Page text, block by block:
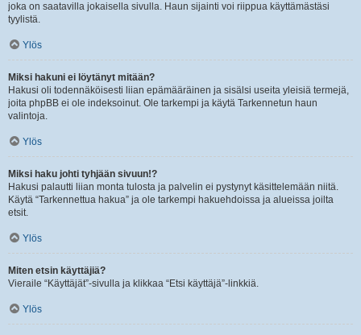
joka on saatavilla jokaisella sivulla. Haun sijainti voi riippua käyttämästäsi
tyylistä.
Ylös
Miksi hakuni ei löytänyt mitään?
Hakusi oli todennäköisesti liian epämääräinen ja sisälsi useita yleisiä termejä,
joita phpBB ei ole indeksoinut. Ole tarkempi ja käytä Tarkennetun haun
valintoja.
Ylös
Miksi haku johti tyhjään sivuun!?
Hakusi palautti liian monta tulosta ja palvelin ei pystynyt käsittelemään niitä.
Käytä “Tarkennettua hakua” ja ole tarkempi hakuehdoissa ja alueissa joilta
etsit.
Ylös
Miten etsin käyttäjiä?
Vieraile “Käyttäjät”-sivulla ja klikkaa “Etsi käyttäjä”-linkkiä.
Ylös